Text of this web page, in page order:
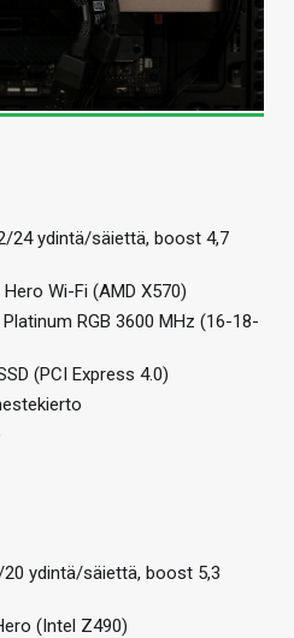
24 ydintä/säiettä, boost 4,7
Wi-Fi (AMD X570)
RGB 3600 MHz (16-18-
(PCI Express 4.0)
ydintä/säiettä, boost 5,3
(Intel Z490)